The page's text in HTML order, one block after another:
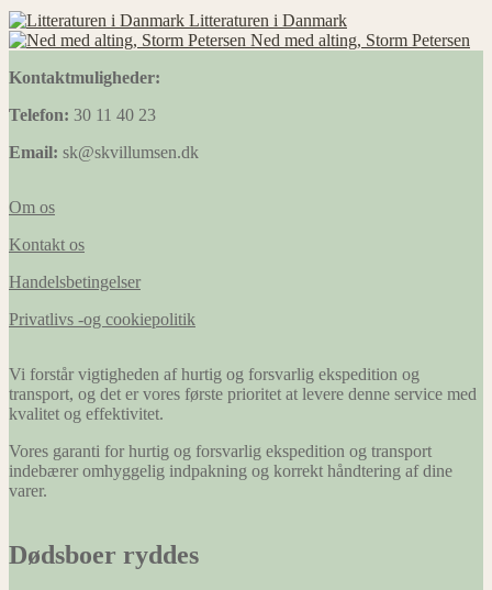
Litteraturen i Danmark
Ned med alting, Storm Petersen
Kontaktmuligheder:
Telefon: 30 11 40 23
Email: sk@skvillumsen.dk
Om os
Kontakt os
Handelsbetingelser
Privatlivs -og cookiepolitik
Vi forstår vigtigheden af hurtig og forsvarlig ekspedition og
transport, og det er vores første prioritet at levere denne service med
kvalitet og effektivitet.
Vores garanti for hurtig og forsvarlig ekspedition og transport
indebærer omhyggelig indpakning og korrekt håndtering af dine
varer.
Dødsboer ryddes